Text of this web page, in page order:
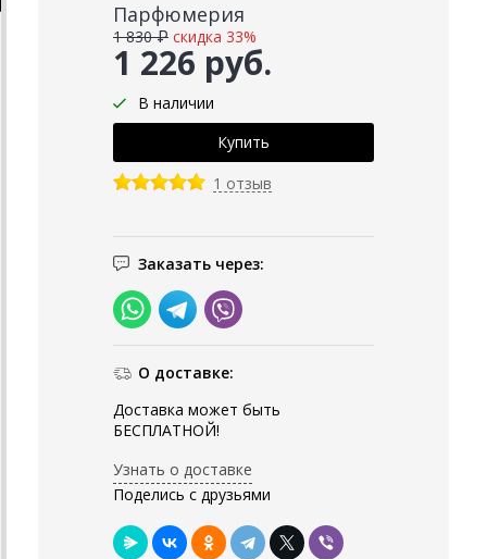
Парфюмерия
1 226 руб.
1 830 ₽ скидка 33%
В наличии
1 отзыв
Заказать через:
О доставке:
Доставка может быть
БЕСПЛАТНОЙ!
Узнать о доставке
Поделись с друзьями